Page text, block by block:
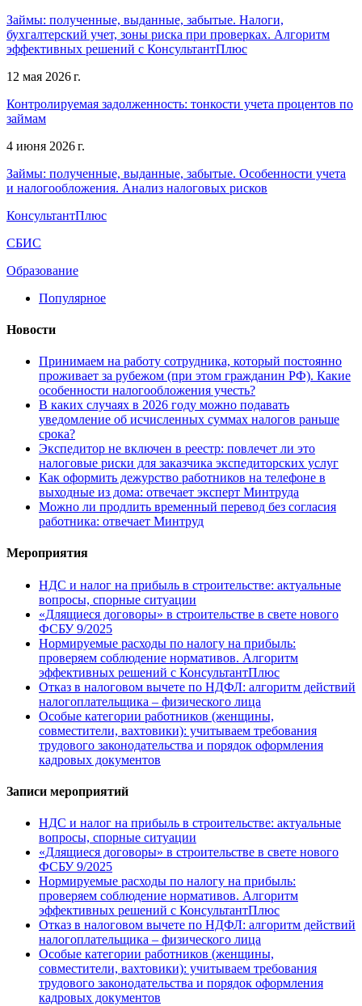
Займы: полученные, выданные, забытые. Налоги,
бухгалтерский учет, зоны риска при проверках. Алгоритм
эффективных решений с КонсультантПлюс
12 мая 2026 г.
Контролируемая задолженность: тонкости учета процентов по
займам
4 июня 2026 г.
Займы: полученные, выданные, забытые. Особенности учета
и налогообложения. Анализ налоговых рисков
КонсультантПлюс
СБИС
Образование
Популярное
Новости
Принимаем на работу сотрудника, который постоянно
проживает за рубежом (при этом гражданин РФ). Какие
особенности налогообложения учесть?
В каких случаях в 2026 году можно подавать
уведомление об исчисленных суммах налогов раньше
срока?
Экспедитор не включен в реестр: повлечет ли это
налоговые риски для заказчика экспедиторских услуг
Как оформить дежурство работников на телефоне в
выходные из дома: отвечает эксперт Минтруда
Можно ли продлить временный перевод без согласия
работника: отвечает Минтруд
Мероприятия
НДС и налог на прибыль в строительстве: актуальные
вопросы, спорные ситуации
«Длящиеся договоры» в строительстве в свете нового
ФСБУ 9/2025
Нормируемые расходы по налогу на прибыль:
проверяем соблюдение нормативов. Алгоритм
эффективных решений с КонсультантПлюс
Отказ в налоговом вычете по НДФЛ: алгоритм действий
налогоплательщика – физического лица
Особые категории работников (женщины,
совместители, вахтовики): учитываем требования
трудового законодательства и порядок оформления
кадровых документов
Записи мероприятий
НДС и налог на прибыль в строительстве: актуальные
вопросы, спорные ситуации
«Длящиеся договоры» в строительстве в свете нового
ФСБУ 9/2025
Нормируемые расходы по налогу на прибыль:
проверяем соблюдение нормативов. Алгоритм
эффективных решений с КонсультантПлюс
Отказ в налоговом вычете по НДФЛ: алгоритм действий
налогоплательщика – физического лица
Особые категории работников (женщины,
совместители, вахтовики): учитываем требования
трудового законодательства и порядок оформления
кадровых документов